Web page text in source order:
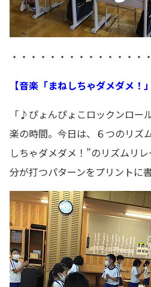
・・・・・・・・・・・・・・
【音楽「まねしちゃダメダメ！」
「♪ぴょんぴょこロックンロー
楽の時間。今日は、６つのリズ
しちゃダメダメ！”のリズムリ
分が打つパターンをプリントに